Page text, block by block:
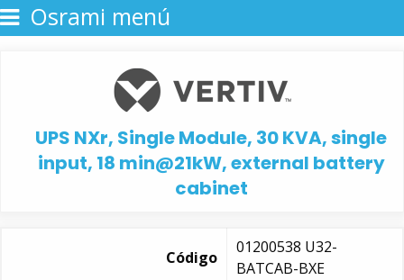
Osrami menú
UPS NXr, Single Module, 30 KVA, single
input, 18 min@21kW, external battery
cabinet
Código
01200538 U32-
BATCAB-BXE